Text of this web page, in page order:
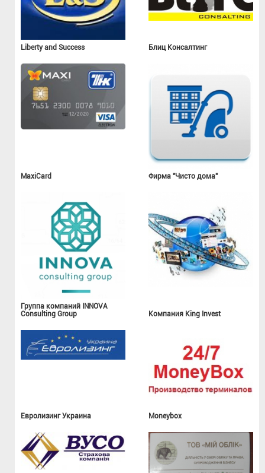
Liberty and Success Блиц Консалтинг
MaxiCard Фирма "Чисто дома"
Группа компаний INNOVA
Consulting Group
Компания King Invest
Евролизинг Украина Moneybox